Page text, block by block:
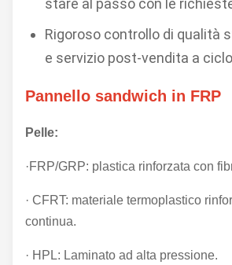
Rigoroso controllo di qualità
e servizio post-vendita a
Pannello sandwich in FRP
Pelle:
·FRP/GRP: plastica rinforzata con
· CFRT: materiale termoplastico
continua.
· HPL: Laminato ad alta pressione.